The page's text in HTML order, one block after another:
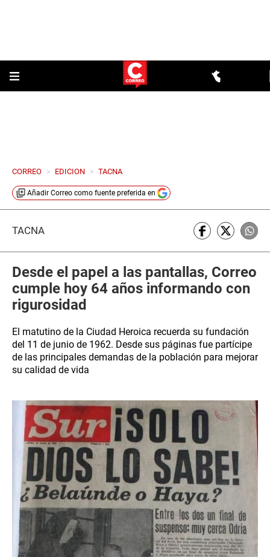
CORREO > EDICION > TACNA
Añadir Correo como fuente preferida en
TACNA
Desde el papel a las pantallas, Correo
cumple hoy 64 años informando con
rigurosidad
El matutino de la Ciudad Heroica recuerda su fundación
del 11 de junio de 1962. Desde sus páginas fue partícipe
de las principales demandas de la población para mejorar
su calidad de vida